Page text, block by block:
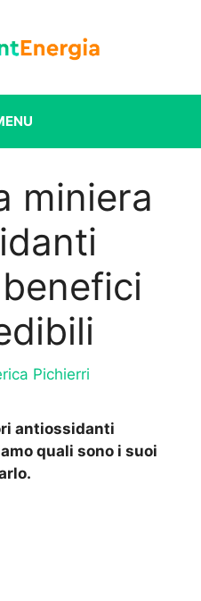
miniera
Pichierri
antiossidanti
quali sono i suoi